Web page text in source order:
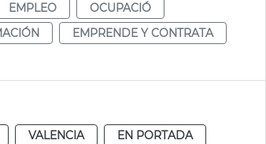
EMPLEO
OCUPACIÓ
EMPRENDE Y CONTRATA
VALENCIA EN PORTADA